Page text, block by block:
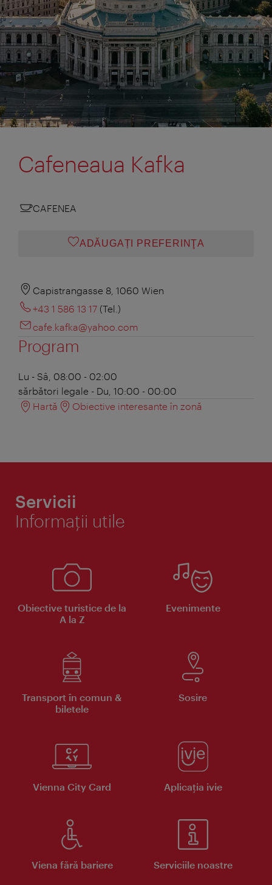
Cafeneaua Kafka
CAFENEA
ADĂUGAȚI PREFERINŢA
Capistrangasse 8, 1060 Wien
+43 1 586 13 17 (Tel.)
cafe.kafka@yahoo.com
Program
Lu - Sâ, 08:00 - 02:00
sărbători legale - Du, 10:00 - 00:00
Hartă
Obiective interesante în zonă
Servicii
Informaţii utile
Obiective turistice de la
A la Z
Evenimente
Transport în comun &
biletele
Sosire
Vienna City Card Aplicaţia ivie
Viena fără bariere Serviciile noastre